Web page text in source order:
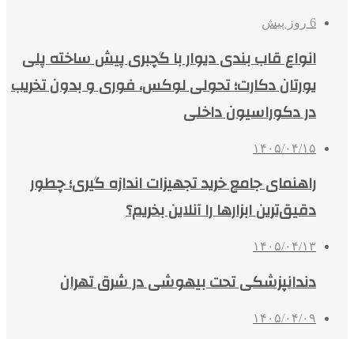
6 روز پیش
انواع قاب بندی دیوار با گچبری پیش ساخته پلی
یورتان دکارت؛ تحولی لوکس، فوری و بدون تخریب
در دکوراسیون داخلی
۱۴۰۵/۰۴/۱۵
راهنمای جامع خرید تجهیزات اندازه گیری؛ چطور
دقیق‌ترین ابزارها را آنلاین بخریم؟
۱۴۰۵/۰۴/۱۳
دندانپزشکی تحت بیهوشی در شرق تهران
۱۴۰۵/۰۴/۰۹